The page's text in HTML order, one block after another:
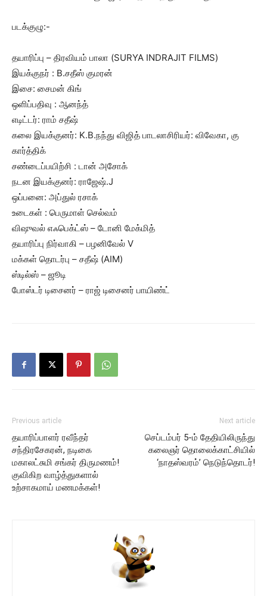
படக்குழு:-
தயாரிப்பு – திரவியம் பாலா (SURYA INDRAJIT FILMS)
இயக்குநர் : B.சதீஸ் குமரன்
இசை: சைமன் கிங்
ஒளிப்பதிவு : ஆனந்த்
எடிட்டர்: ராம் சதீஷ்
கலை இயக்குனர்: K.B.நந்து விஜித் பாடலாசிரியர்: விவேகா, கு
கார்த்திக்
சண்டைப்பயிற்சி : டான் அசோக்
நடன இயக்குனர்: ராஜேஷ்.J
ஒப்பனை: அப்துல் ரசாக்
உடைகள் : பெருமாள் செல்வம்
விஷுவல் எஃபெக்ட்ஸ் – டோனி மேக்மித்
தயாரிப்பு நிர்வாகி – பழனிவேல் V
மக்கள் தொடர்பு – சதீஷ் (AIM)
ஸ்டில்ஸ் – ஜூடி
போஸ்டர் டிசைனர் – ராஜ் டிசைனர் பாயிண்ட்
Previous article
தயாரிப்பாளர் ரவீந்தர்
சந்திரசேகரன், நடிகை
மகாலட்சுமி சங்கர் திருமணம்!
குவிகிற வாழ்த்துகளால்
உற்சாகமாய் மணமக்கள்!
Next article
செப்டம்பர் 5-ம் தேதியிலிருந்து
கலைஞர் தொலைக்காட்சியில்
‘நாதஸ்வரம்’ நெடுந்தொடர்!